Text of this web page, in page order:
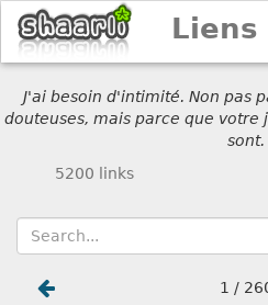
Liens
J'ai besoin d'intimité. Non pas
douteuses, mais parce que votre
sont.
5200 links
1 /